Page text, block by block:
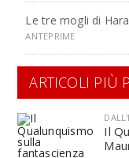
Le tre mogli di
ANTEPRIME
ARTICOLI PIÙ
Il